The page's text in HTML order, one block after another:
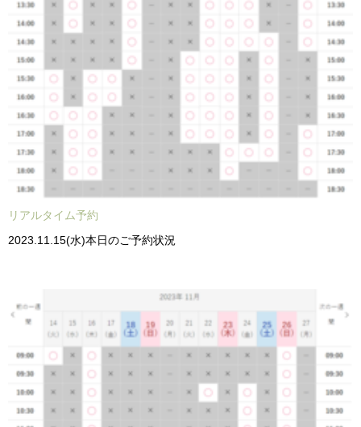
リアルタイム予約
2023.11.15(水)本日のご予約状況